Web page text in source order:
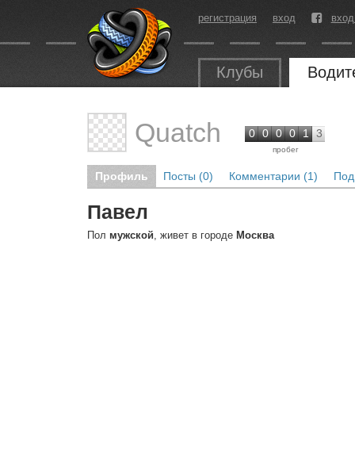
регистрация вход
Клубы
Quatch 0 0 0 0 1 3
пробег
Профиль Посты (0) Комментарии (1)
Павел
Пол мужской, живет в городе Москва